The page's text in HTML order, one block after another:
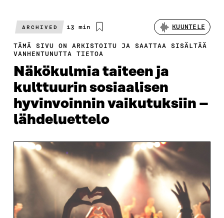
ARCHIVED
Arvioitu
13 min KUUNTELE
TÄMÄ SIVU ON ARKISTOITU JA SAATTAA SISÄLTÄÄ
VANHENTUNUTTA TIETOA
Näkökulmia taiteen ja
kulttuurin sosiaalisen
hyvinvoinnin vaikutuksiin –
lähdeluettelo